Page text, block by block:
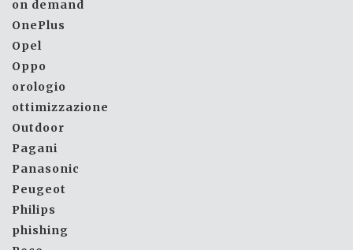
on demand
OnePlus
Opel
Oppo
orologio
ottimizzazione
Outdoor
Pagani
Panasonic
Peugeot
Philips
phishing